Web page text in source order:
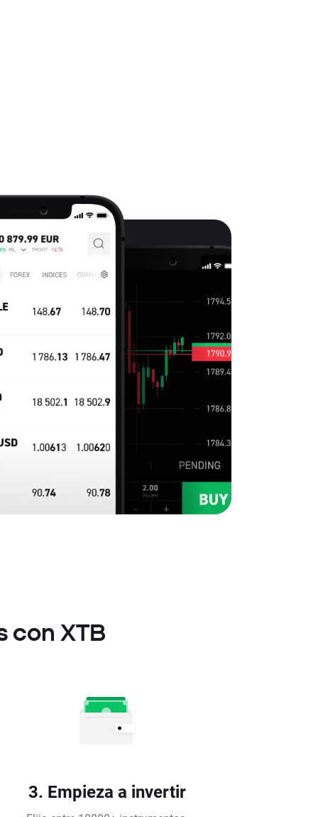
con XTB
3. Empieza a invertir